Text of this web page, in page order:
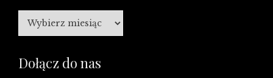
Archiwa
Dołącz do nas